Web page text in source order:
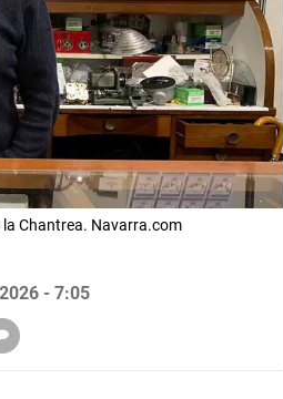
Chantrea. Navarra.com
- 7:05